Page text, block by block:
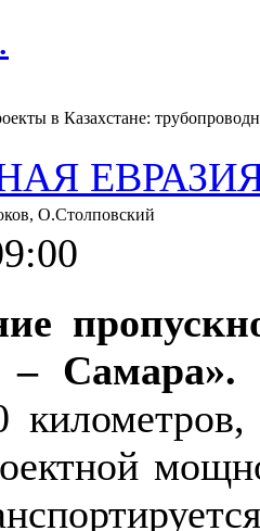
в Казахстане:
О.Столповский
– Самара».